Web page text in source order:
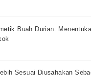
Buah Durian:
Sesuai Diusahakan